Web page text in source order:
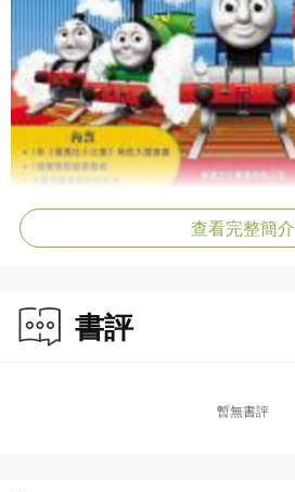
查看完整簡介
書評
暫無書評